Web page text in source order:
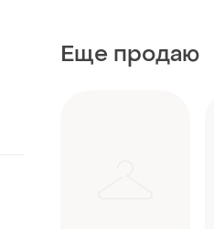
Еще продаю